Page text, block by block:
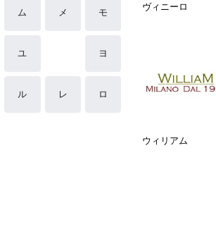
ム メ モ
ユ ヨ
ル レ ロ
ヴィニーロ
ウィリアム